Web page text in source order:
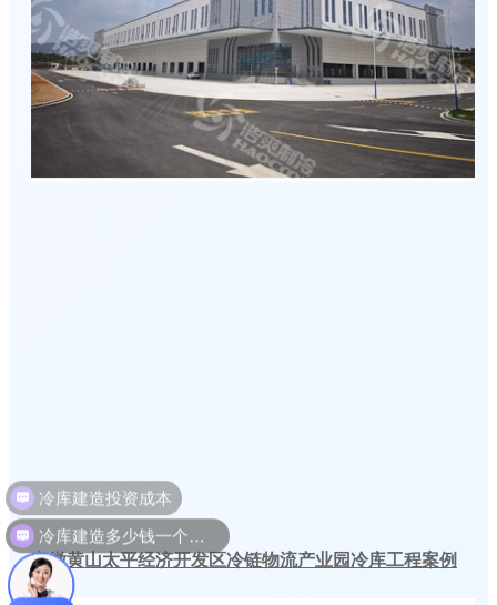
安徽黄山太平经济开发区冷链物流产业园冷库工程案例
冷库建造多少钱一个平方